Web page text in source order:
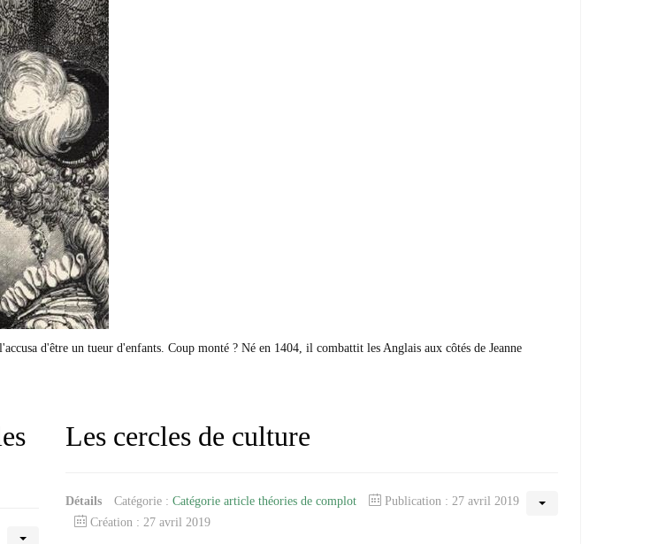
d'être un tueur d'enfants. Coup monté ? Né en 1404, il combattit les Anglais aux côtés de Jeanne
Les cercles de culture
Détails Catégorie : Catégorie article théories de complot
Publication : 27 avril 2019
Création : 27 avril 2019